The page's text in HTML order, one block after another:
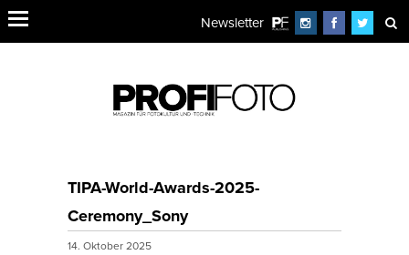
Newsletter
TIPA-World-Awards-2025-
Ceremony_Sony
14. Oktober 2025